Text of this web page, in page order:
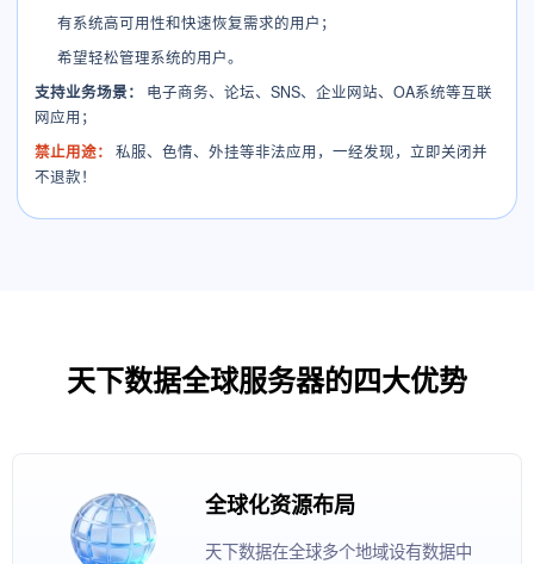
有系统高可用性和快速恢复需求的用户；
希望轻松管理系统的用户。
支持业务场景：
电子商务、论坛、SNS、企业网站、OA系统等互联
网应用；
禁止用途：
私服、色情、外挂等非法应用，一经发现，立即关闭并
不退款！
天下数据全球服务器的四大优势
全球化资源布局
天下数据在全球多个地域设有数据中